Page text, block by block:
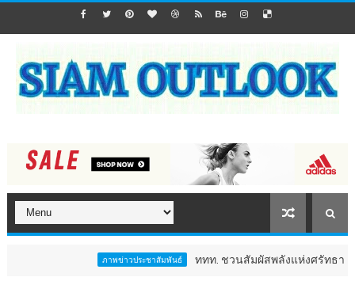
ภาพข่าวประชาสัมพันธ์ ททท. ชวนสัมผัสพลังแห่งศรัทธา ร่วมงาน "ห่ม